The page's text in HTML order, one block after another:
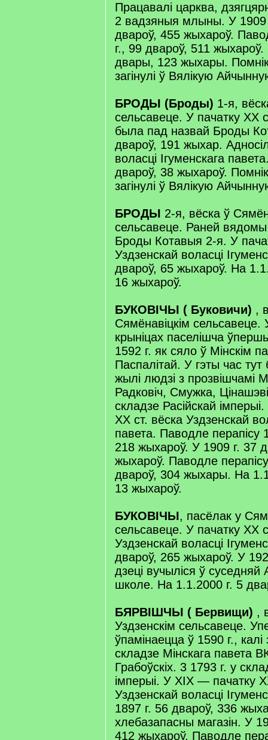
Працавалі царква,
2 вадзяныя млыны. У 1909
двароў, 455 жыхароў.
г., 99 двароў, 511
двары, 123 жыхары.
загінулі ў Вялікую
БРОДЫ (Броды) 1-я,
сельсавеце. У пачатку XX
была пад назвай Броды
двароў, 191 жыхар.
воласці Ігуменскага
двароў, 38 жыхароў.
загінулі ў Вялікую
БРОДЫ 2-я, вёска ў
сельсавеце. Раней
Броды Котавыя 2-я. У
Уздзенскай воласці
двароў, 65 жыхароў. На
16 жыхароў.
БУКОВІЧЫ ( Буковичи) ,
Сямёнавіцкім сельсавеце.
крыніцах паселішча
1592 г. як сяло ў Мінскім
Паспалітай. У гэты час
жылі людзі з прозвішчамі
Радковіч, Смужка,
складзе Расійскай
XX ст. вёска Уздзенскай
павета. Паводле перапісу
218 жыхароў. У 1909 г. 37
жыхароў. Паводле
двароў, 304 жыхары. На
13 жыхароў.
БУКОВІЧЫ, пасёлак у
сельсавеце. У пачатку XX
Уздзенскай воласці
двароў, 265 жыхароў. У
дзеці вучыліся ў суседняй
школе. На 1.1.2000 г. 5
БЯРВІШЧЫ ( Бервищи) ,
Уздзенскім сельсавеце.
ўпамінаецца ў 1590 г., калі
складзе Мінскага павета
Грабоўскіх. 3 1793 г. у
імперыі. У XIX — пачатку
Уздзенскай воласці
1897 г. 56 двароў, 336
хлебазапасны магазін. У
412 жыхароў. Паводле